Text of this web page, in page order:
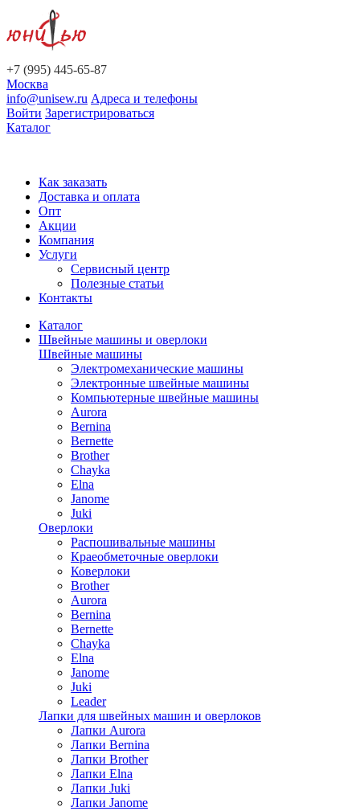
+7 (995) 445-65-87
Москва
info@unisew.ru Адреса и телефоны
Войти Зарегистрироваться
Каталог
Как заказать
Доставка и оплата
Опт
Акции
Компания
Услуги
Сервисный центр
Полезные статьи
Контакты
Каталог
Швейные машины и оверлоки
Швейные машины
Электромеханические машины
Электронные швейные машины
Компьютерные швейные машины
Aurora
Bernina
Bernette
Brother
Chayka
Elna
Janome
Juki
Оверлоки
Распошивальные машины
Краеобметочные оверлоки
Коверлоки
Brother
Aurora
Bernina
Bernette
Chayka
Elna
Janome
Juki
Leader
Лапки для швейных машин и оверлоков
Лапки Aurora
Лапки Bernina
Лапки Brother
Лапки Elna
Лапки Juki
Лапки Janome